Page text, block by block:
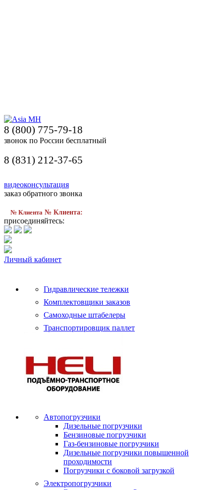
8 (800) 775-79-18
звонок по России бесплатный
8 (831) 212-37-65
видеоконсультация
заказ обратного звонка
№ Клиента № Клиента:
присоединяйтесь:
Личный кабинет
Гидравлические тележки
Комплектовщики заказов
Самоходные штабелеры
Транспортировщик паллет
Автопогрузчики
Дизельные погрузчики
Бензиновые погрузчики
Газ-бензиновые погрузчики
Дизельные погрузчики повышенной
проходимости
Погрузчики с боковой загрузкой
Электропогрузчики